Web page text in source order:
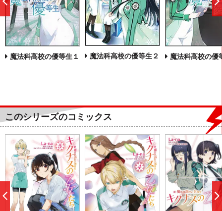
魔法科高校の優等生１ 魔法科高校の優等生２ 魔法科高校の優
前
へ
このシリーズのコミックス